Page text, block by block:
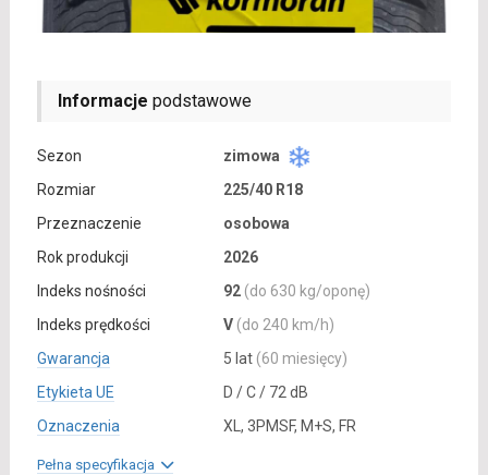
Informacje podstawowe
Sezon
zimowa
Rozmiar
225/40 R18
Przeznaczenie
osobowa
Rok produkcji
2026
Indeks nośności
92 (do 630 kg/oponę)
Indeks prędkości
V (do 240 km/h)
Gwarancja
5 lat (60 miesięcy)
Etykieta UE
D / C / 72 dB
Oznaczenia
XL, 3PMSF, M+S, FR
Pełna specyfikacja